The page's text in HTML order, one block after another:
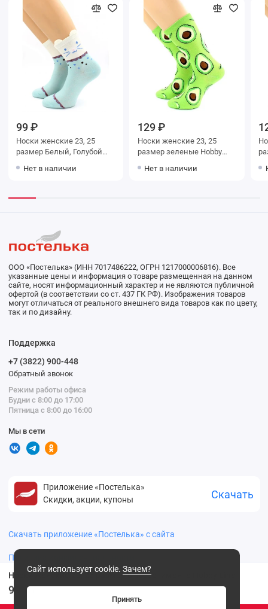
Носки женские 23, 25 размер в ассортименте Hobby Line
99 .00 ₽
99 ₽
Носки женские 23, 25
размер Белый, Голубой
Нет в наличии
129 ₽
Носки женские 23, 25
размер зеленые Hobby
Нет в наличии
Носки
Сайт использует cookie. Зачем?
Принять
ООО «Постелька» (ИНН 7017486222, ОГРН 1217000006816). Все
указанные цены и информация о товаре размещенная на данном
сайте, носят информационный характер и не являются публичной
офертой (в соответствии со ст. 437 ГК РФ). Изображения товаров
могут отличаться от реального внешнего вида товаров как по цвету,
так и по дизайну.
Поддержка
+7 (3822) 900-448
Обратный звонок
Режим работы офиса
Будни с 8:00 до 17:00
Пятница с 8:00 до 16:00
Мы в сети
Приложение «Постелька»
Скидки, акции, купоны
Скачать
Скачать приложение «Постелька» с сайта
Политика конфиденциальности